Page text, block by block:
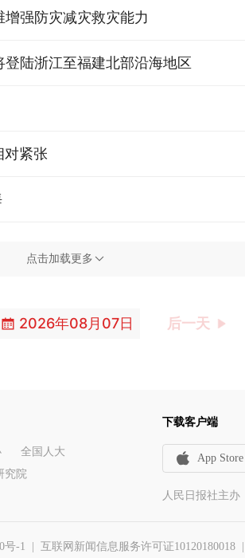
强防灾减灾救灾能力
登陆浙江至福建北部沿海地区
对紧张
点击加载更多
2026年08月07日 后一天
全国人大
究院
下载客户端
App Store
人民日报社主办
号-1 | 互联网新闻信息服务许可证10120180018 |